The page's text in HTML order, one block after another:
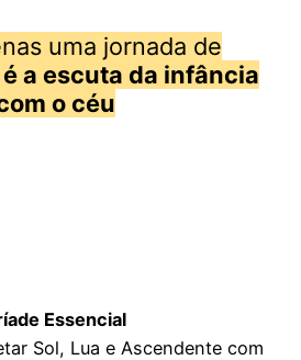
uma jornada de
é a escuta da infância
o céu
Essencial
Sol, Lua e Ascendente com